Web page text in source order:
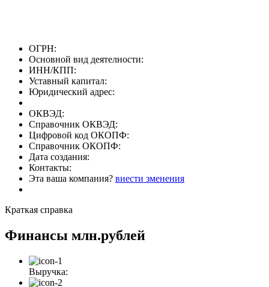
ОГРН:
Основной вид деятелности:
ИНН/КПП:
Уставный капитал:
Юридический адрес:
ОКВЭД:
Справочник ОКВЭД:
Цифровой код ОКОПФ:
Справочник ОКОПФ:
Дата создания:
Контакты:
Эта ваша компания? внести зменения
Краткая справка
Финансы млн.рублей
Выручка: